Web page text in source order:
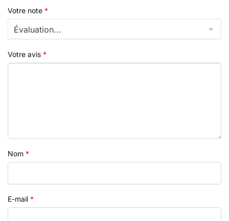
Votre note *
Votre avis *
Nom *
E-mail *